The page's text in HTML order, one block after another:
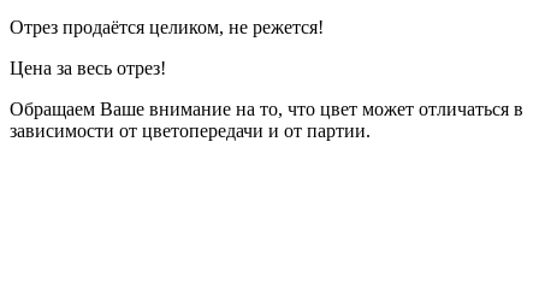
Отрез продаётся целиком, не режется!
Цена за весь отрез!
Обращаем Ваше внимание на то, что цвет может отличаться в
зависимости от цветопередачи и от партии.